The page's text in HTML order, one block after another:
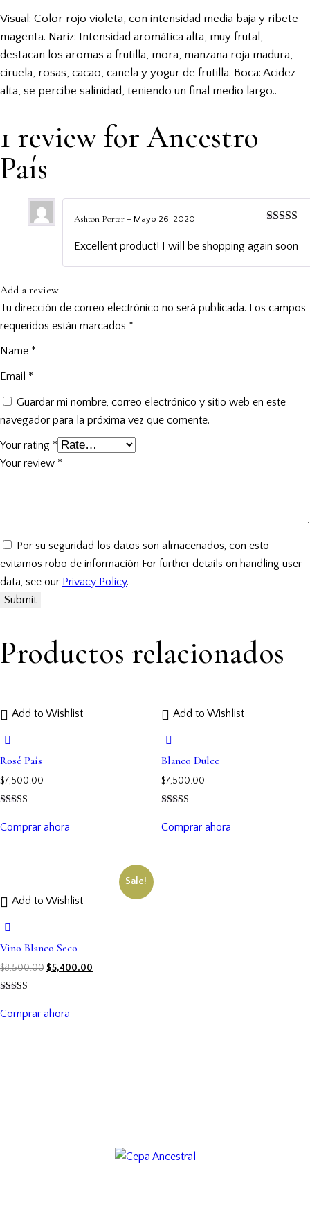
Visual: Color rojo violeta, con intensidad media baja y ribete
magenta. Nariz: Intensidad aromática alta, muy frutal,
destacan los aromas a frutilla, mora, manzana roja madura,
ciruela, rosas, cacao, canela y yogur de frutilla. Boca: Acidez
alta, se percibe salinidad, teniendo un final medio largo..
1 review forAncestro
País
of 5
Ashton Porter – Mayo 26, 2020
Excellent product! I will be shopping again soon
Add a review
Tu dirección de correo electrónico no será publicada. Los campos
requeridos están marcados *
Name *
Email *
Guardar mi nombre, correo electrónico y sitio web en este
navegador para la próxima vez que comente.
Your rating *
Your review *
Por su seguridad los datos son almacenados, con esto
evitamos robo de información For further details on handling user
data, see our Privacy Policy.
Productos relacionados
Add to Wishlist
Rosé País
$7,500.00
5.00
out of 5
Comprar ahora
Add to Wishlist
Blanco Dulce
$7,500.00
4.00
out of 5
Comprar ahora
Sale!
Add to Wishlist
Vino Blanco Seco
$8,500.00 $5,400.00
4.00
out of 5
Comprar ahora